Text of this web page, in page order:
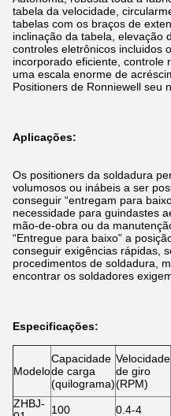
tabela da velocidade,
tabelas com os braços de
inclinação da tabela, elevação
controles eletrônicos incluidos
incorporado eficiente, controle
uma escala enorme de
Positioners de Ronniewell seu
Aplicações:
Os positioners da soldadura
volumosos ou inábeis a ser
conseguir “entregam para
necessidade para guindastes
mão-de-obra ou da
“Entregue para baixo” a
conseguir exigências rápidas,
procedimentos de soldadura,
encontrar os soldadores
Especificações:
Modelo
Capacidade
de carga
(quilograma)
Velocidade
de giro
(RPM)
ZHBJ-
100 0.4-4